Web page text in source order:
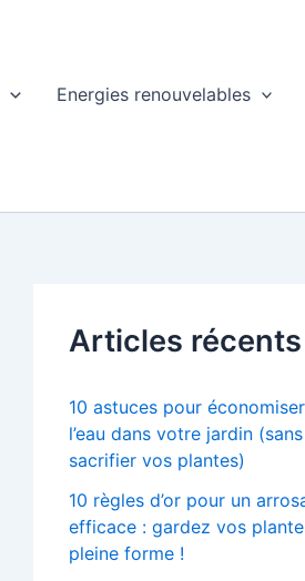
Energies renouvelables
Articles récents
10 astuces pour
l’eau dans votre jardin (sans
sacrifier vos plantes)
10 règles d’or pour un
efficace : gardez vos
pleine forme !